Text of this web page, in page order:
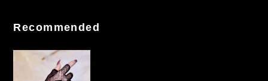
Recommended